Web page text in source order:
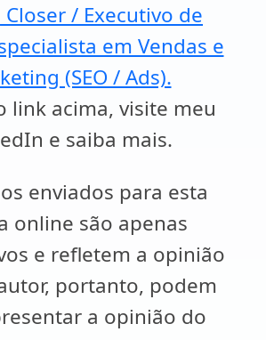
/ Executivo de
em Vendas e
(SEO / Ads).
link acima, visite meu
e saiba mais.
enviados para esta
online são apenas
e refletem a opinião
portanto, podem
a opinião do